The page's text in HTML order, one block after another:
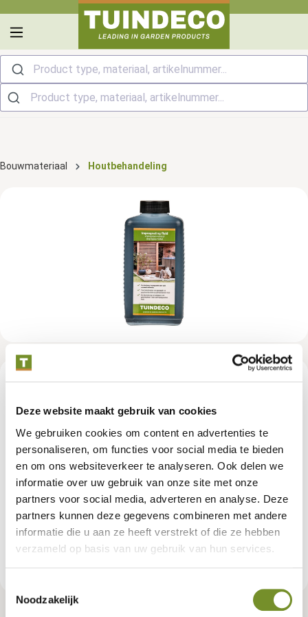
Deze website maakt gebruik van cookies
We gebruiken cookies om content en advertenties te
personaliseren, om functies voor social media te bieden
en om ons websiteverkeer te analyseren. Ook delen we
informatie over uw gebruik van onze site met onze
partners voor social media, adverteren en analyse. Deze
partners kunnen deze gegevens combineren met andere
informatie die u aan ze heeft verstrekt of die ze hebben
verzameld op basis van uw gebruik van hun services.
Noodzakelijk
Product type, materiaal, artikelnummer...
Bouwmateriaal Houtbehandeling
Beschrijving
en aan te brengen door middel van dompelen, met een
hogedrukspuit, of met een kwast. We adviseren 2 tot 3 lagen
aan te brengen op geschaafd hout. Voor fijn bezaagd hout zijn 2
lagen voldoende. Het drogen duurt ongeveer 48 uur, afhankelijk
van het weer. Houd er rekening mee dat de vloeistof vlekken kan
maken. Op niet poreuze oppervlakken zoals glas of staal, hecht
het niet en is het af te spoelen met water.